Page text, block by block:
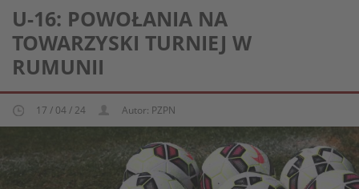
REPREZENTACJA MŁODZIEŻOWA U-16
U-16: POWOŁANIA NA
TOWARZYSKI TURNIEJ W
RUMUNII
17 / 04 / 24 Autor: PZPN